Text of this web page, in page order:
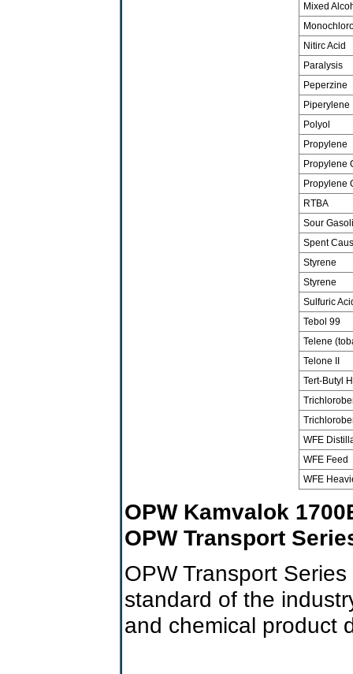
Mixed
Nitirc Acid
Paralysis
Peperzine
Piperylene
Polyol
Propylene
Propylene
Propylene
RTBA
Sour
Spent
Styrene
Styrene
Sulfuric
Tebol 99
Telene
Telone II
Tert-Butyl
WFE
WFE Feed
WFE
OPW Kamvalok
OPW Transport
OPW Transport
standard of the
and chemical product